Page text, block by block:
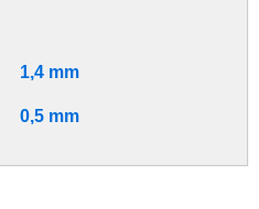
1,4 mm
0,5 mm